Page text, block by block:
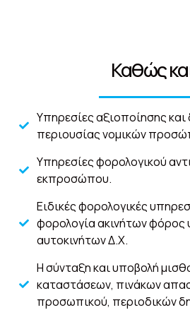
Καθώς
Υπηρεσίες αξιοποίησης και
περιουσίας νομικών
Υπηρεσίες φορολογικού
εκπροσώπου.
Ειδικές φορολογικές
φορολογία ακινήτων φόρος
αυτοκινήτων Δ.Χ.
Η σύνταξη και υποβολή
καταστάσεων, πινάκων
προσωπικού, περιοδικών